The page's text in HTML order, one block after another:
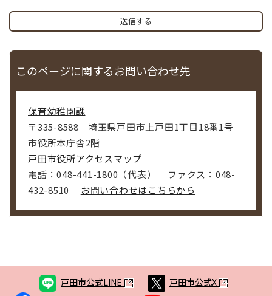
このページに関するお問い合わせ先
保育幼稚園課
〒335-8588
埼玉県戸田市上戸田1丁目18番1号
市役所本庁舎2階
戸田市役所アクセスマップ
電話：048-441-1800（代表）
ファクス：048-
432-8510
お問い合わせはこちらから
戸田市公式LINE
戸田市公式X